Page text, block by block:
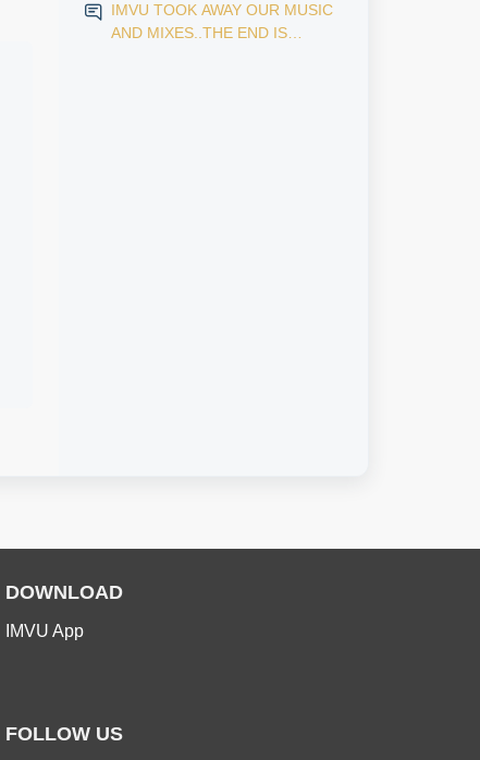
IMVU TOOK AWAY OUR MUSIC
AND MIXES..THE END IS
DOWNLOAD
IMVU App
FOLLOW US